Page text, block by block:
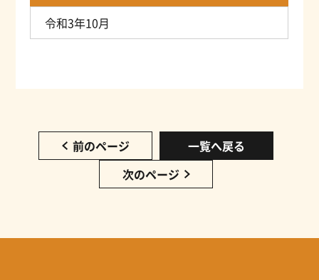
令和3年10月
前のページ
一覧へ戻る
次のページ